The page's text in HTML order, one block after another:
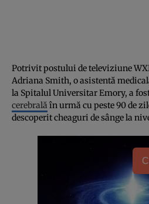
Potrivit postului de televiziune
Adriana Smith, o asistentă
la Spitalul Universitar Emory, a
cerebrală în urmă cu peste 90 de
descoperit cheaguri de sânge la